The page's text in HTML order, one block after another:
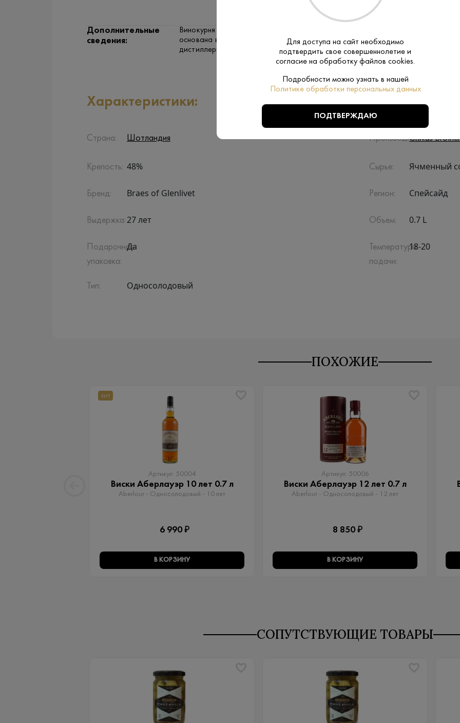
Дополнительные
сведения:
Винокурня Braes of Glenlivet, также известная как Braeval, была
основана в 1973 году и является одной из самых высокогорных
дистиллерий в Шотландии.,
Характеристики:
Страна: Шотландия Производитель:
Chivas
Крепость: 48% Сырье: Ячменный
Бренд: Braes of Glenlivet Регион: Спейсайд
Выдержка:27 лет Объем: 0.7 L
Подарочная
упаковка:
Да
Температура
подачи:
18-20
Тип: Односолодовый
ПОХОЖИЕ
ХИТ
Артикул: 50004
Виски Аберлауэр 10 лет 0.7 л
Aberlour - Односолодовый​ - 10 лет
6 990 ₽
В КОРЗИНУ
Артикул: 50006
Виски Аберлауэр 12 лет 0.7 л
Aberlour - Односолодовый​ - 12 лет
8 850 ₽
В КОРЗИНУ
СОПУТСТВУЮЩИЕ ТОВАРЫ
Для доступа на сайт необходимо
подтвердить свое совершеннолетие и
согласие на обработку файлов cookies.
Подробности можно узнать в нашей
Политике обработки персональных данных
ПОДТВЕРЖДАЮ